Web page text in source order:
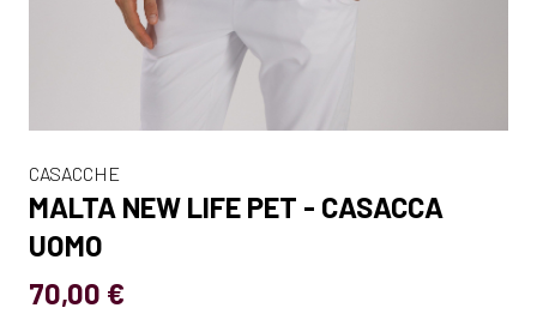
CASACCHE
MALTA NEW LIFE PET - CASACCA
UOMO
70,00 €